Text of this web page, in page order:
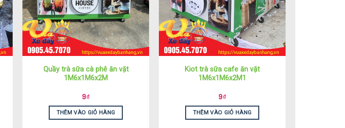
Quầy trà sữa cà phê ăn vặt
1M6x1M6x2M
9₫
THÊM VÀO GIỎ HÀNG
Kiot trà sữa cafe ăn vặt
1M6x1M6x2M1
9₫
THÊM VÀO GIỎ HÀNG